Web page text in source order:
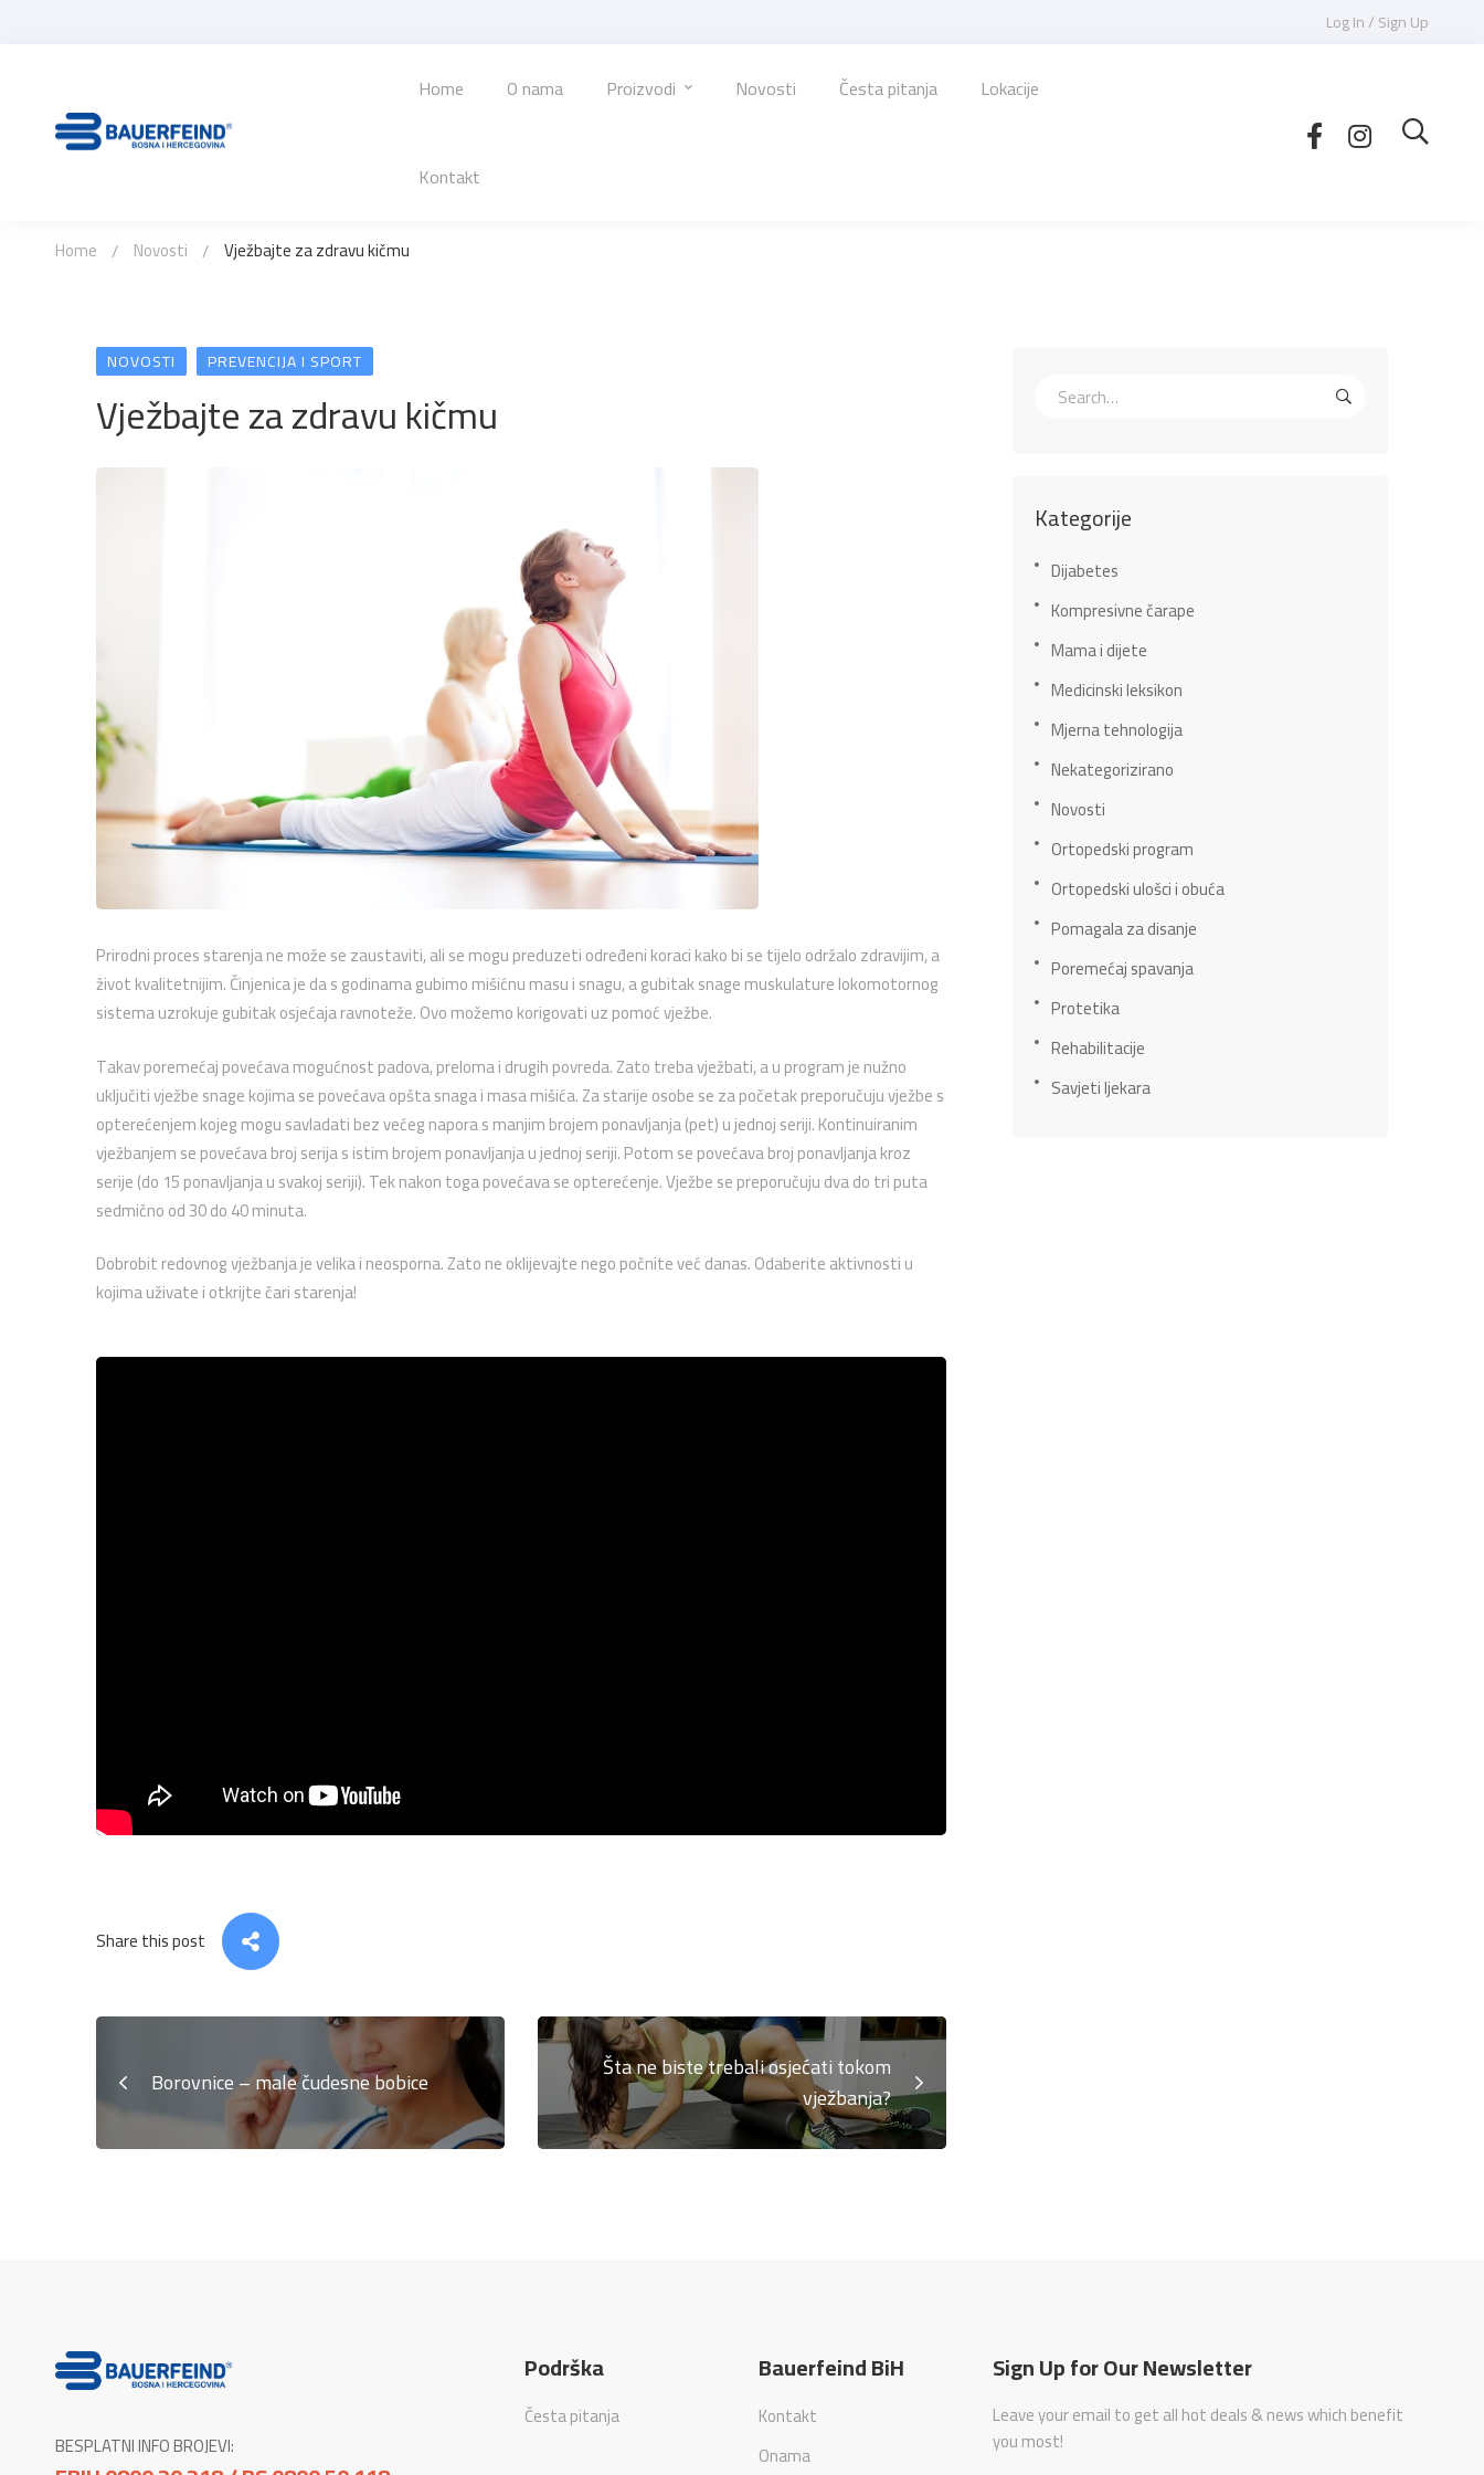
Log In / Sign Up
Home O nama Proizvodi Novosti Česta pitanja Lokacije
Kontakt
Home Novosti Vježbajte za zdravu kičmu
NOVOSTI PREVENCIJA I SPORT
Vježbajte za zdravu kičmu
Prirodni proces starenja ne može se zaustaviti, ali se mogu preduzeti određeni koraci kako bi se tijelo održalo zdravijim, a
život kvalitetnijim. Činjenica je da s godinama gubimo mišićnu masu i snagu, a gubitak snage muskulature lokomotornog
sistema uzrokuje gubitak osjećaja ravnoteže. Ovo možemo korigovati uz pomoć vježbe.
Takav poremećaj povećava mogućnost padova, preloma i drugih povreda. Zato treba vježbati, a u program je nužno
uključiti vježbe snage kojima se povećava opšta snaga i masa mišića. Za starije osobe se za početak preporučuju vježbe s
opterećenjem kojeg mogu savladati bez većeg napora s manjim brojem ponavljanja (pet) u jednoj seriji. Kontinuiranim
vježbanjem se povećava broj serija s istim brojem ponavljanja u jednoj seriji. Potom se povećava broj ponavljanja kroz
serije (do 15 ponavljanja u svakoj seriji). Tek nakon toga povećava se opterećenje. Vježbe se preporučuju dva do tri puta
sedmično od 30 do 40 minuta.
Dobrobit redovnog vježbanja je velika i neosporna. Zato ne oklijevajte nego počnite već danas. Odaberite aktivnosti u
kojima uživate i otkrijte čari starenja!
Share this post
Borovnice – male čudesne bobice
Šta ne biste trebali osjećati tokom
vježbanja?
Kategorije
Dijabetes
Kompresivne čarape
Mama i dijete
Medicinski leksikon
Mjerna tehnologija
Nekategorizirano
Novosti
Ortopedski program
Ortopedski ulošci i obuća
Pomagala za disanje
Poremećaj spavanja
Protetika
Rehabilitacije
Savjeti ljekara
BESPLATNI INFO BROJEVI:
Podrška
Česta pitanja
Bauerfeind BiH
Kontakt
Onama
Sign Up for Our Newsletter
Leave your email to get all hot deals & news which benefit
you most!